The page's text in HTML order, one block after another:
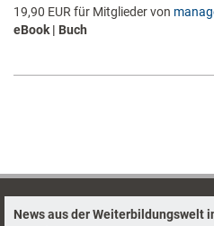
19,90 EUR für Mitglieder von
eBook | Buch
News aus der Weiterbildungswelt